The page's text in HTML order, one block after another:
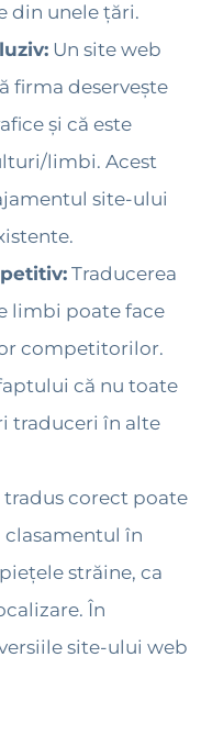
din unele țări.
Un site web
firma deservește
și că este
limbi. Acest
site-ului
Traducerea
limbi poate face
competitorilor.
că nu toate
traduceri în alte
corect poate
în
străine, ca
În
site-ului web